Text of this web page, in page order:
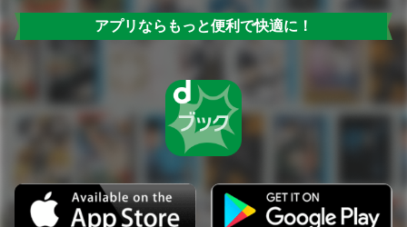
アプリならもっと便利で快適に！